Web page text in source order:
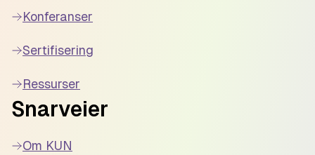
Konferanser
Sertifisering
Ressurser
Snarveier
Om KUN